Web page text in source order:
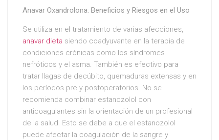
Anavar Oxandrolona: Beneficios y Riesgos en el Uso
Se utiliza en el tratamiento de varias afecciones,
anavar dieta siendo coadyuvante en la terapia de
condiciones crónicas como los síndromes
nefróticos y el asma. También es efectivo para
tratar llagas de decúbito, quemaduras extensas y en
los períodos pre y postoperatorios. No se
recomienda combinar estanozolol con
anticoagulantes sin la orientación de un profesional
de la salud. Esto se debe a que el estanozolol
puede afectar la coagulación de la sangre y